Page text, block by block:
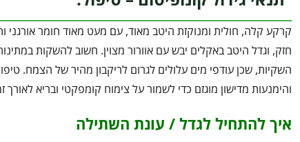
קרקע קלה, חולית ומנוקזת היטב מאוד, עם מעט מאוד חומר אורגני
חזק, וגדל היטב באקלים יבש עם אוורור מצוין. חשוב להשקות
השקיות, שכן עודפי מים עלולים לגרום לריקבון מהיר של הצמח.
והימנעות מדישון מוגזם כדי לשמור על צימוח קומפקטי ובריא לאורך
איך להתחיל לגדל / עונת השתילה